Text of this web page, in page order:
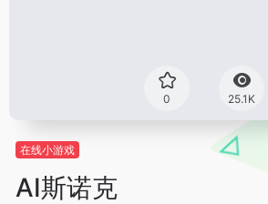
0 25.1K
在线小游戏
AI斯诺克